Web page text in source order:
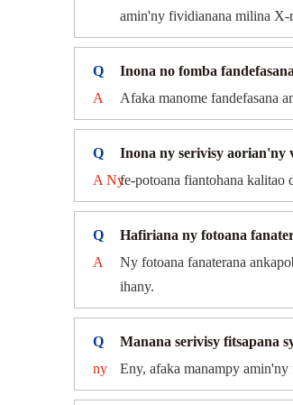
amin'ny fividianana milina X-
Q
Inona no fomba
A
Afaka manome fandefasana
Q
Inona ny serivisy aorian'ny
A Nyfe-potoana fiantohana kalitao
Q
Hafiriana ny fotoana
A
Ny fotoana fanaterana
ihany.
Q
Manana serivisy fitsapana
ny
Eny, afaka manampy